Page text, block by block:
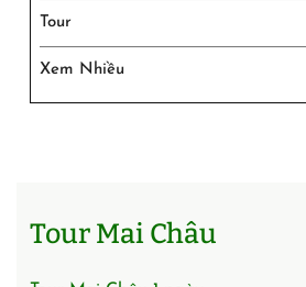
Tour
Xem Nhiều
Tour Mai Châu